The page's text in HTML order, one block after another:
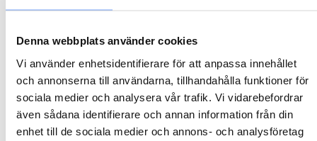
Denna webbplats använder cookies
Vi använder enhetsidentifierare för att anpassa innehållet
och annonserna till användarna, tillhandahålla funktioner för
sociala medier och analysera vår trafik. Vi vidarebefordrar
även sådana identifierare och annan information från din
enhet till de sociala medier och annons- och analysföretag
december 2021
november 2021
oktober 2021
Kategorier